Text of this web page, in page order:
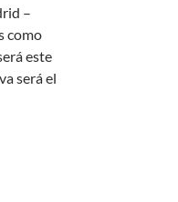
–
como
este
será el